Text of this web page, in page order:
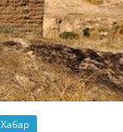
Хабар